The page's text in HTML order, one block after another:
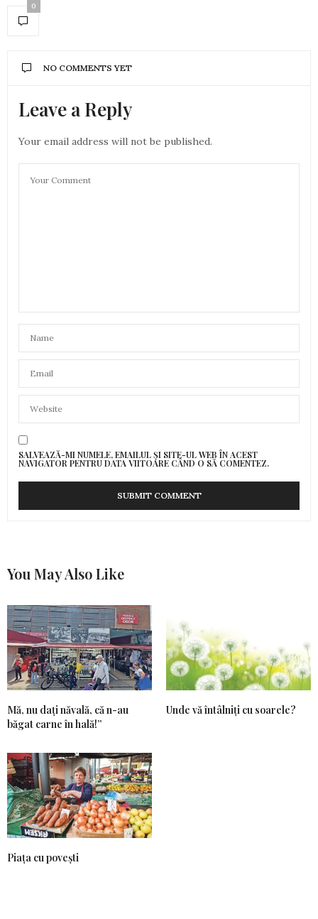
0
NO COMMENTS YET
Leave a Reply
Your email address will not be published.
SALVEAZĂ-MI NUMELE, EMAILUL ȘI SITE-UL WEB ÎN ACEST
NAVIGATOR PENTRU DATA VIITOARE CÂND O SĂ COMENTEZ.
You May Also Like
Mă, nu dați năvală, că n-au
băgat carne în hală!”
Unde vă întâlniți cu soarele?
Piața cu povești